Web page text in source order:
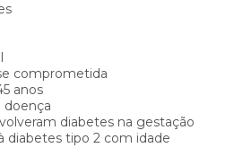
comprometida
anos
doença
diabetes na gestação
diabetes tipo 2 com idade